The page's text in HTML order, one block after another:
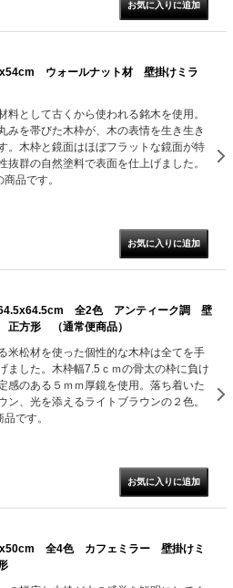
ウォールナット材 壁掛けミラ
料として古くから使われる銘木を使用。
みを帯びた木枠が、木の表情を生き生き
。木枠と鏡面はほぼフラットな鏡面が特
抜群の自然塗料で表面を仕上げました。
品です。
全2色 アンティーク調 壁
正方形 （通常便商品）
米松材を使った個性的な木枠は全てを手
ました。木枠幅7.5ｃｍの骨太の枠に負け
感のある５ｍｍ厚鏡を使用。落ち着いた
ン、光を添えるライトブラウンの２色。
です。
全4色 カフェミラー 壁掛けミ